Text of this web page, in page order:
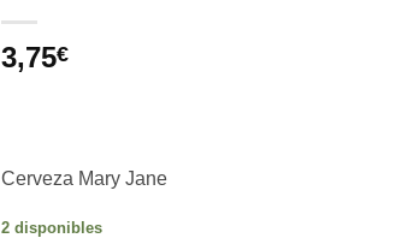
3,75€
Cerveza Mary Jane
2 disponibles